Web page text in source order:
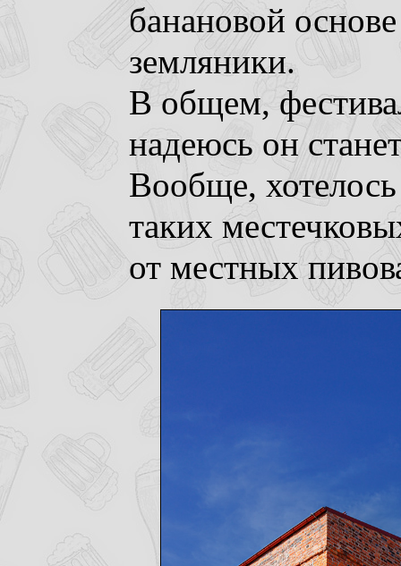
банановой
земляники.
В общем,
надеюсь он
Вообще,
таких
от местных